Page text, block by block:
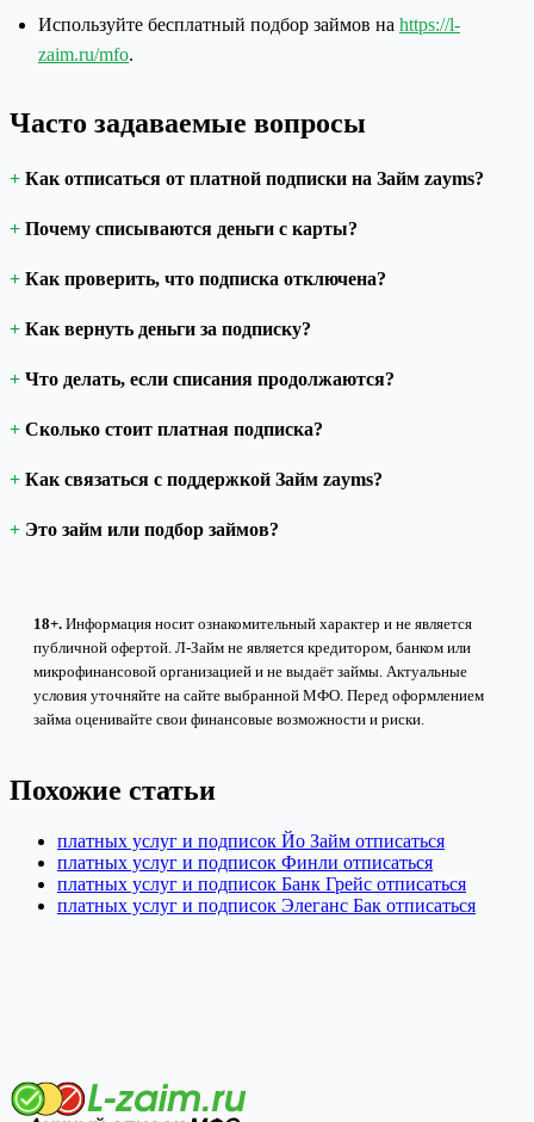
Используйте бесплатный подбор займов на https://l-
zaim.ru/mfo.
Часто задаваемые вопросы
Как отписаться от платной подписки на Займ zayms?
Почему списываются деньги с карты?
Как проверить, что подписка отключена?
Как вернуть деньги за подписку?
Что делать, если списания продолжаются?
Сколько стоит платная подписка?
Как связаться с поддержкой Займ zayms?
Это займ или подбор займов?
18+. Информация носит ознакомительный характер и не является
публичной офертой. Л-Займ не является кредитором, банком или
микрофинансовой организацией и не выдаёт займы. Актуальные
условия уточняйте на сайте выбранной МФО. Перед оформлением
займа оценивайте свои финансовые возможности и риски.
Похожие статьи
платных услуг и подписок Йо Займ отписаться
платных услуг и подписок Финли отписаться
платных услуг и подписок Банк Грейс отписаться
платных услуг и подписок Элеганс Бак отписаться